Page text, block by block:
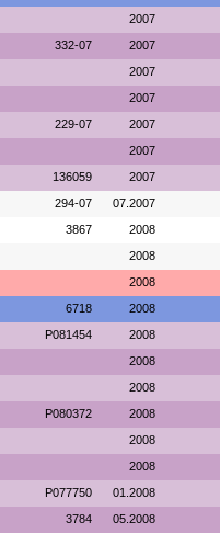
2007
332-07 2007
2007
2007
229-07 2007
2007
136059 2007
294-07 07.2007
3867 2008
2008
2008
6718 2008
P081454 2008
2008
2008
P080372 2008
2008
2008
P077750 01.2008
3784 05.2008